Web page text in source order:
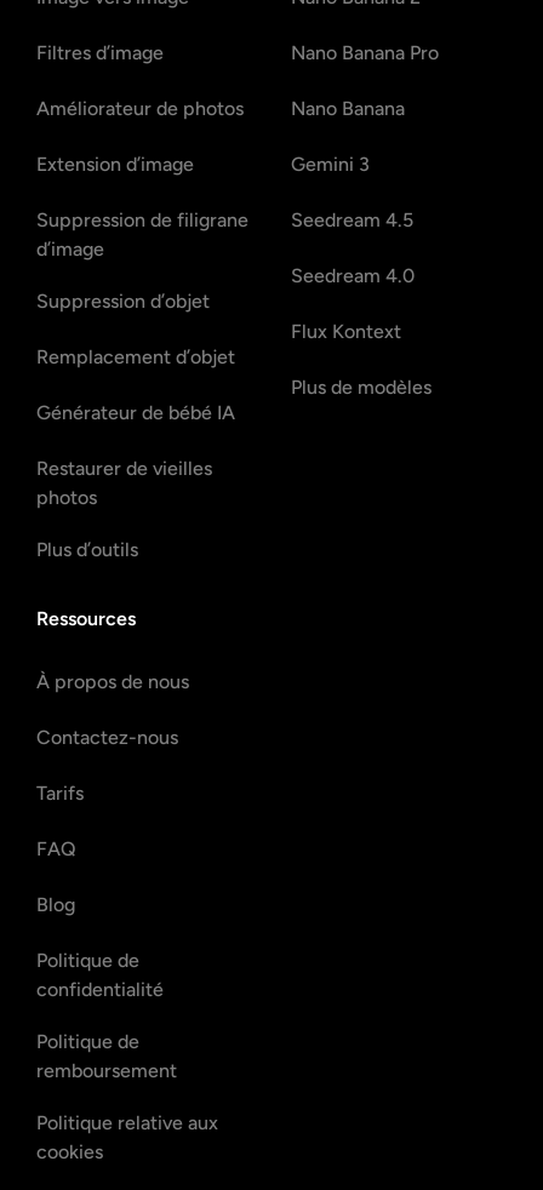
Filtres d’image
Améliorateur de photos
Extension d’image
Suppression de filigrane
d’image
Suppression d’objet
Remplacement d’objet
Générateur de bébé IA
Restaurer de vieilles
photos
Plus d’outils
Nano Banana Pro
Nano Banana
Gemini 3
Seedream 4.5
Seedream 4.0
Flux Kontext
Plus de modèles
Ressources
À propos de nous
Contactez-nous
Tarifs
FAQ
Blog
Politique de
confidentialité
Politique de
remboursement
Politique relative aux
cookies